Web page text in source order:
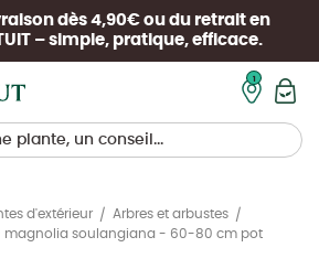
dès 4,90€ ou du retrait en
– simple, pratique, efficace.
d'extérieur
Arbres et arbustes
magnolia soulangiana - 60-80 cm pot